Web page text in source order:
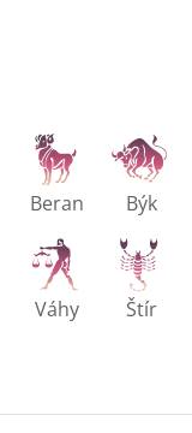
Beran Býk
Váhy Štír